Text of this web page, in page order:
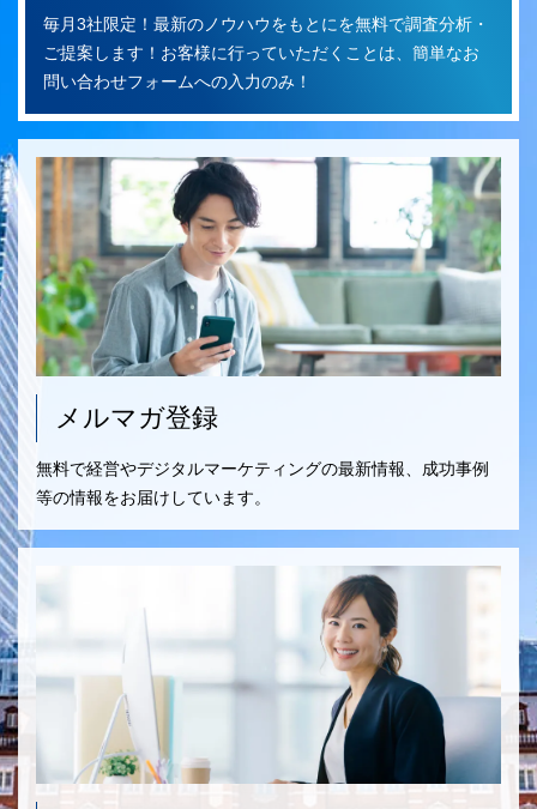
毎月3社限定！最新のノウハウをもとにを無料で調査分析・
ご提案します！お客様に行っていただくことは、簡単なお
問い合わせフォームへの入力のみ！
メルマガ登録
無料で経営やデジタルマーケティングの最新情報、成功事例
等の情報をお届けしています。